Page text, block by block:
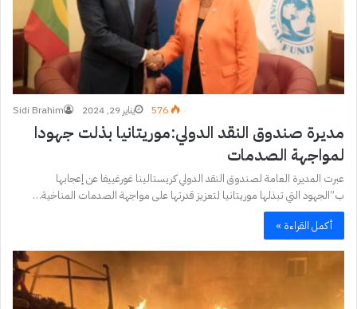
Sidi Brahim يناير 29, 2024
مديرة صندوق النقد الدولي:موريتانيا بذلت جهودا
لمواجهة الصدمات
عبرت المديرة العامة لصندوق النقد الدولي كريستالينا غورغييفا عن إعجابها
ب”الجهود التي تبذلها موريتانيا لتعزيز قدرتها على مواجهة الصدمات المناخية…
أكمل القراءة »